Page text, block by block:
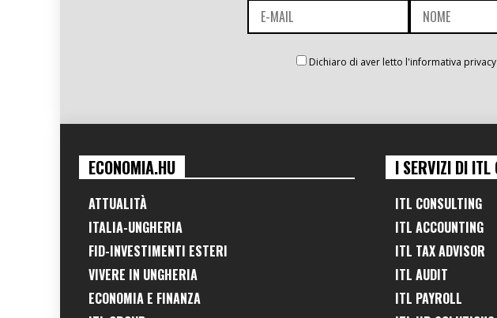
Dichiaro di aver letto l'informativa
ECONOMIA.HU
ATTUALITÀ
ITALIA-UNGHERIA
FID-INVESTIMENTI ESTERI
VIVERE IN UNGHERIA
ECONOMIA E FINANZA
I SERVIZI DI ITL
ITL CONSULTING
ITL ACCOUNTING
ITL TAX ADVISOR
ITL AUDIT
ITL PAYROLL